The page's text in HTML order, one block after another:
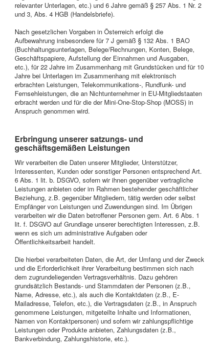
relevanter Unterlagen, etc.) und 6 Jahre gemäß § 257 Abs. 1 Nr. 2
und 3, Abs. 4 HGB (Handelsbriefe).
Nach gesetzlichen Vorgaben in Österreich erfolgt die
Aufbewahrung insbesondere für 7 J gemäß § 132 Abs. 1 BAO
(Buchhaltungsunterlagen, Belege/Rechnungen, Konten, Belege,
Geschäftspapiere, Aufstellung der Einnahmen und Ausgaben,
etc.), für 22 Jahre im Zusammenhang mit Grundstücken und für 10
Jahre bei Unterlagen im Zusammenhang mit elektronisch
erbrachten Leistungen, Telekommunikations-, Rundfunk- und
Fernsehleistungen, die an Nichtunternehmer in EU-Mitgliedstaaten
erbracht werden und für die der Mini-One-Stop-Shop (MOSS) in
Anspruch genommen wird.
Erbringung unserer satzungs- und
geschäftsgemäßen Leistungen
Wir verarbeiten die Daten unserer Mitglieder, Unterstützer,
Interessenten, Kunden oder sonstiger Personen entsprechend Art.
6 Abs. 1 lit. b. DSGVO, sofern wir ihnen gegenüber vertragliche
Leistungen anbieten oder im Rahmen bestehender geschäftlicher
Beziehung, z.B. gegenüber Mitgliedern, tätig werden oder selbst
Empfänger von Leistungen und Zuwendungen sind. Im Übrigen
verarbeiten wir die Daten betroffener Personen gem. Art. 6 Abs. 1
lit. f. DSGVO auf Grundlage unserer berechtigten Interessen, z.B.
wenn es sich um administrative Aufgaben oder
Öffentlichkeitsarbeit handelt.
Die hierbei verarbeiteten Daten, die Art, der Umfang und der Zweck
und die Erforderlichkeit ihrer Verarbeitung bestimmen sich nach
dem zugrundeliegenden Vertragsverhältnis. Dazu gehören
grundsätzlich Bestands- und Stammdaten der Personen (z.B.,
Name, Adresse, etc.), als auch die Kontaktdaten (z.B., E-
Mailadresse, Telefon, etc.), die Vertragsdaten (z.B., in Anspruch
genommene Leistungen, mitgeteilte Inhalte und Informationen,
Namen von Kontaktpersonen) und sofern wir zahlungspflichtige
Leistungen oder Produkte anbieten, Zahlungsdaten (z.B.,
Bankverbindung, Zahlungshistorie, etc.).